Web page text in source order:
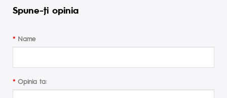
Spune-ţi opinia
Name
Opinia ta: